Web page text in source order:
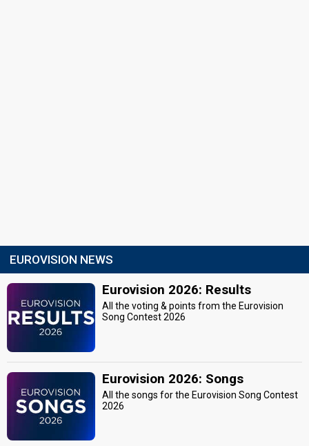
EUROVISION NEWS
Eurovision 2026: Results
All the voting & points from the Eurovision
Song Contest 2026
Eurovision 2026: Songs
All the songs for the Eurovision Song Contest
2026